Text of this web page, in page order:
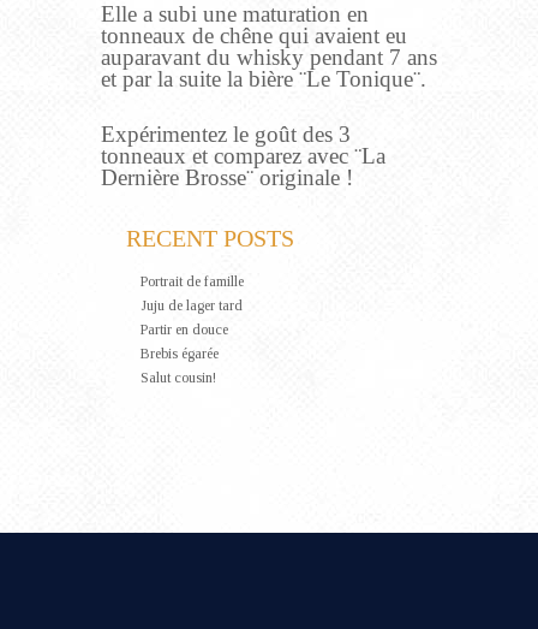
Elle a subi une maturation en
tonneaux de chêne qui avaient eu
auparavant du whisky pendant 7 ans
et par la suite la bière ¨Le Tonique¨.
Expérimentez le goût des 3
tonneaux et comparez avec ¨La
Dernière Brosse¨ originale !
RECENT POSTS
Portrait de famille
Juju de lager tard
Partir en douce
Brebis égarée
Salut cousin!